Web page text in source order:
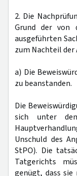
2. Die
Grund der von
ausgeführten
zum Nachteil
a) Die
zu beanstanden.
Die
sich unter
Unschuld des
StPO). Die
Tatgerichts
genügt, dass